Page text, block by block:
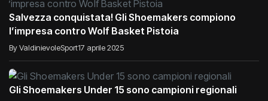
Salvezza conquistata! Gli Shoemakers compiono
l’impresa contro Wolf Basket Pistoia
By ValdinievoleSport17 aprile 2025
Gli Shoemakers Under 15 sono campioni regionali